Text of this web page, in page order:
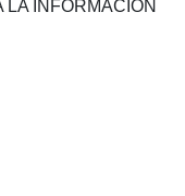
INFORMACIÓN